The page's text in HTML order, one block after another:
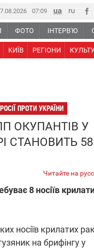
07 09
ФОТО ІНТЕРВ'Ю
КИЇВ РЕГІОНИ
ПРОТИ УКРАЇНИ
ОКУПАНТІВ У
СТАНОВИТЬ 58
Читайте на
8 носіїв
носіїв крилатих
на брифінгу у